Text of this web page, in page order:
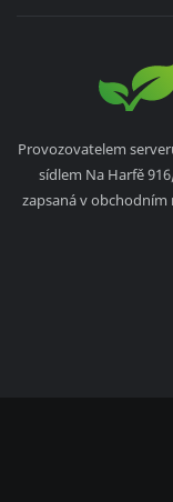
Provozovatelem
sídlem Na Harfě
zapsaná v